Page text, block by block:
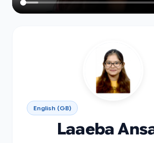
English (GB)
Laaeba